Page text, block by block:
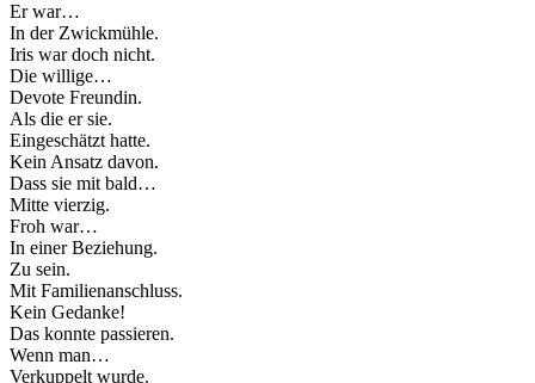
Er war…
In der Zwickmühle.
Iris war doch nicht.
Die willige…
Devote Freundin.
Als die er sie.
Eingeschätzt hatte.
Kein Ansatz davon.
Dass sie mit bald…
Mitte vierzig.
Froh war…
In einer Beziehung.
Zu sein.
Mit Familienanschluss.
Kein Gedanke!
Das konnte passieren.
Wenn man…
Verkuppelt wurde.